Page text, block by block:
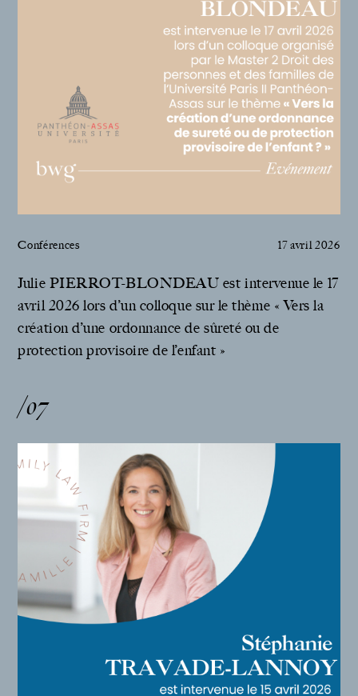
Conférences 17 avril 2026
Julie PIERROT-BLONDEAU est intervenue le 17
avril 2026 lors d’un colloque sur le thème « Vers la
création d’une ordonnance de sûreté ou de
protection provisoire de l’enfant »
/07